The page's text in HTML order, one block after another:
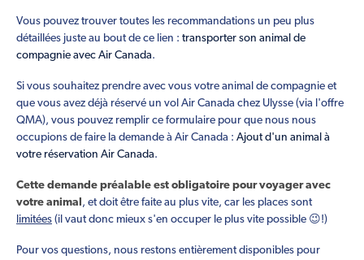
Vous pouvez trouver toutes les recommandations un peu plus
détaillées juste au bout de ce lien : transporter son animal de
compagnie avec Air Canada.
Si vous souhaitez prendre avec vous votre animal de compagnie et
que vous avez déjà réservé un vol Air Canada chez Ulysse (via l'offre
QMA), vous pouvez remplir ce formulaire pour que nous nous
occupions de faire la demande à Air Canada : Ajout d'un animal à
votre réservation Air Canada.
Cette demande préalable est obligatoire pour voyager avec
votre animal , et doit être faite au plus vite, car les places sont
limitées (il vaut donc mieux s'en occuper le plus vite possible 😉!)
Pour vos questions, nous restons entièrement disponibles pour